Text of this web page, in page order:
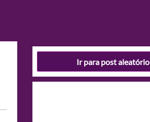
Ir para post aleatório